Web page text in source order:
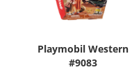
Playmobil Western
#9083